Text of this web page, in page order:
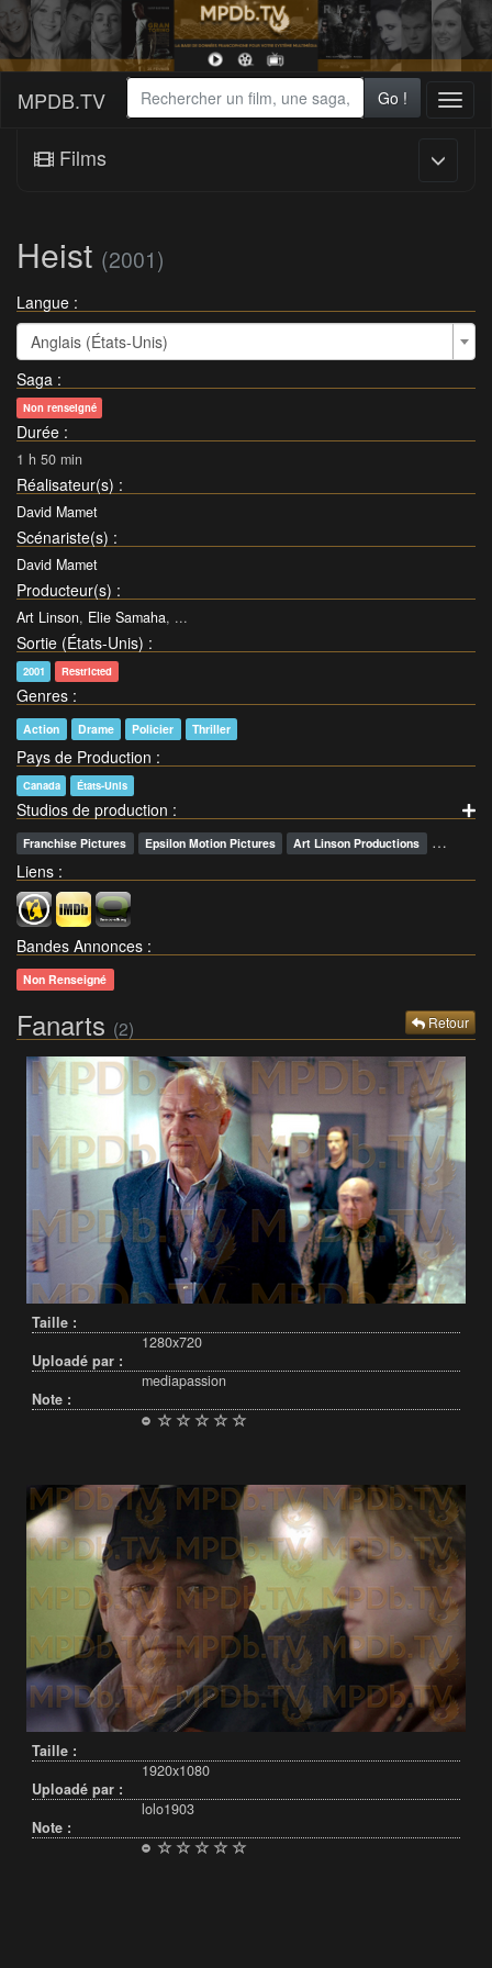
MPDB.TV Go !
Films
Heist (2001)
Langue :
Anglais (États-Unis)
Saga :
Non renseigné
Durée :
1 h 50 min
Réalisateur(s) :
David Mamet
Scénariste(s) :
David Mamet
Producteur(s) :
Art Linson, Elie Samaha, ...
Sortie (États-Unis) :
2001 Restricted
Genres :
Action Drame Policier Thriller
Pays de Production :
Canada États-Unis
Studios de production :
Franchise Pictures Epsilon Motion Pictures Art Linson Productions
…
Liens :
Bandes Annonces :
Non Renseigné
Fanarts (2) Retour
Taille :
1280x720
Uploadé par :
mediapassion
Note :
Taille :
1920x1080
Uploadé par :
lolo1903
Note :